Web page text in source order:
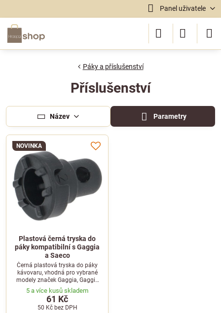
Panel uživatele
Páky a příslušenství
Příslušenství
Název Parametry
NOVINKA
Plastová černá tryska do
páky kompatibilní s Gaggia
a Saeco
Černá plastová tryska do páky
kávovaru, vhodná pro vybrané
modely značek Gaggia, Gaggia
Professional a Saeco.
5 a více kusů skladem
61 Kč
50 Kč bez DPH